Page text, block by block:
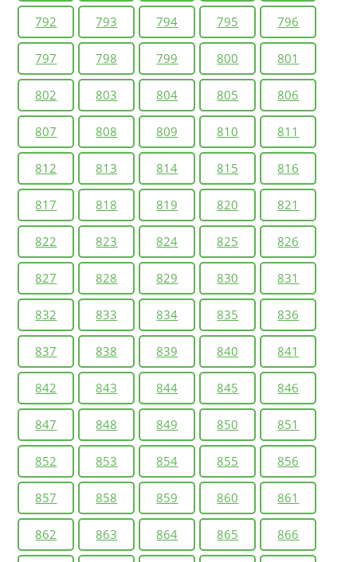
792 793 794 795 796
797 798 799 800 801
802 803 804 805 806
807 808 809 810 811
812 813 814 815 816
817 818 819 820 821
822 823 824 825 826
827 828 829 830 831
832 833 834 835 836
837 838 839 840 841
842 843 844 845 846
847 848 849 850 851
852 853 854 855 856
857 858 859 860 861
862 863 864 865 866